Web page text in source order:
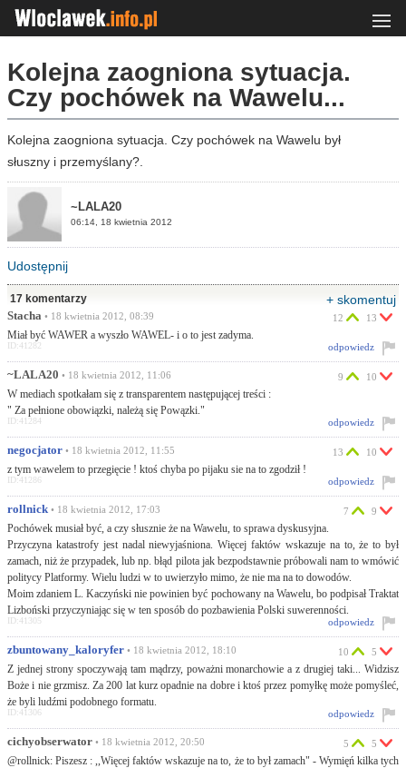
Kolejna zaogniona sytuacja.
Czy pochówek na Wawelu...
Kolejna zaogniona sytuacja. Czy pochówek na Wawelu był
słuszny i przemyślany?.
~LALA20
06:14, 18 kwietnia 2012
Udostępnij
17 komentarzy + skomentuj
Stacha • 18 kwietnia 2012, 08:39
Miał być WAWER a wyszło WAWEL- i o to jest zadyma.
12 13
odpowiedz
ID:41282
~LALA20 • 18 kwietnia 2012, 11:06
W mediach spotkałam się z transparentem następującej treści :
" Za pełnione obowiązki, należą się Powązki."
9 10
odpowiedz
ID:41284
negocjator • 18 kwietnia 2012, 11:55
z tym wawelem to przegięcie ! ktoś chyba po pijaku sie na to zgodził !
13 10
odpowiedz
ID:41286
rollnick • 18 kwietnia 2012, 17:03
Pochówek musiał być, a czy słusznie że na Wawelu, to sprawa dyskusyjna.
Przyczyna katastrofy jest nadal niewyjaśniona. Więcej faktów wskazuje na to, że to był
zamach, niż że przypadek, lub np. błąd pilota jak bezpodstawnie próbowali nam to wmówić
politycy Platformy. Wielu ludzi w to uwierzyło mimo, że nie ma na to dowodów.
Moim zdaniem L. Kaczyński nie powinien być pochowany na Wawelu, bo podpisał Traktat
Lizboński przyczyniając się w ten sposób do pozbawienia Polski suwerenności.
7 9
odpowiedz
ID:41305
zbuntowany_kaloryfer • 18 kwietnia 2012, 18:10
Z jednej strony spoczywają tam mądrzy, poważni monarchowie a z drugiej taki... Widzisz
Boże i nie grzmisz. Za 200 lat kurz opadnie na dobre i ktoś przez pomyłkę może pomyśleć,
że byli ludźmi podobnego formatu.
10 5
odpowiedz
ID:41306
cichyobserwator • 18 kwietnia 2012, 20:50
@rollnick: Piszesz : ,,Więcej faktów wskazuje na to, że to był zamach" - Wymięń kilka tych
5 5